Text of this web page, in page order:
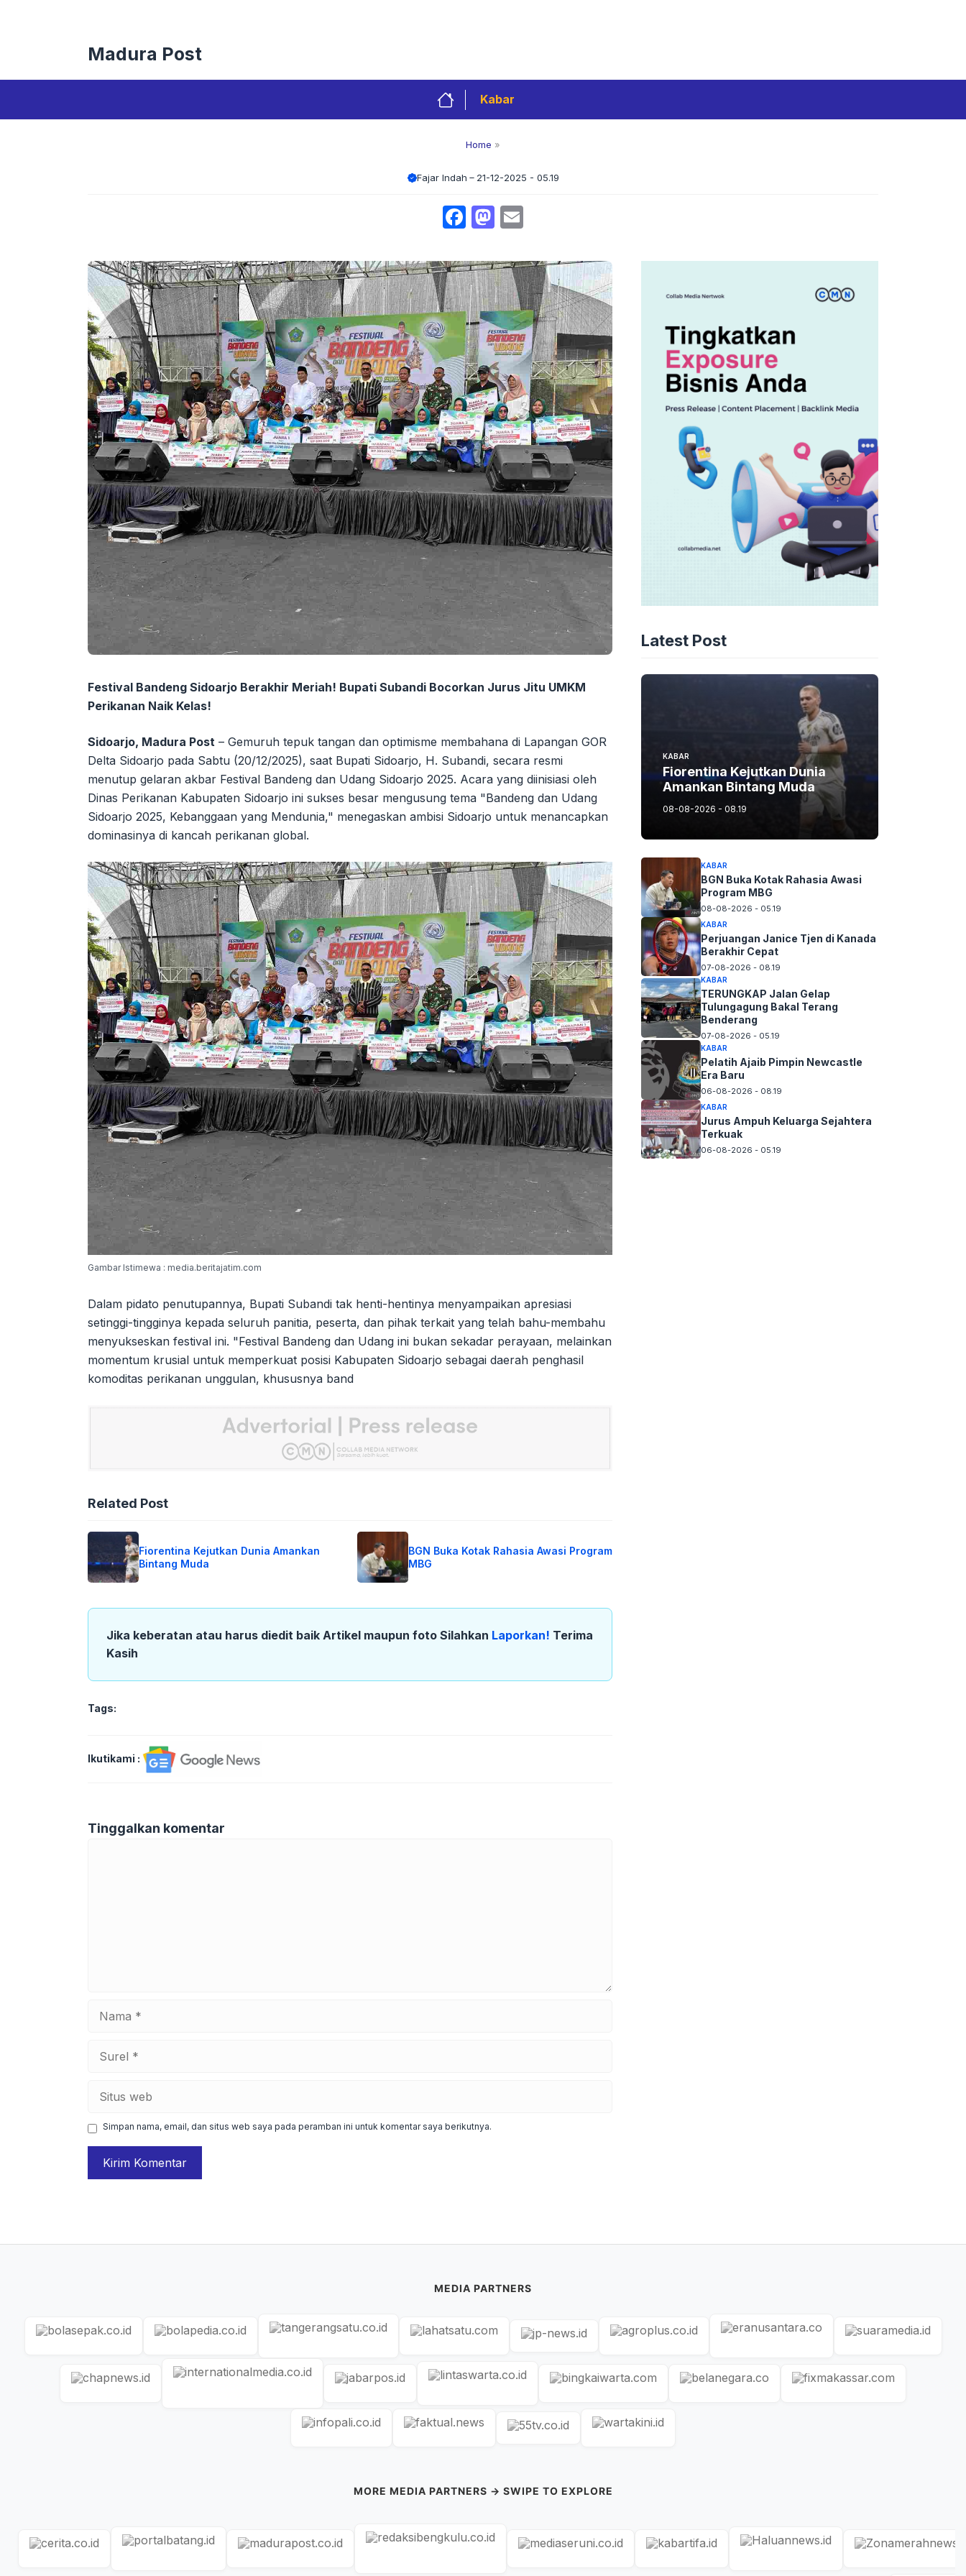
Madura Post
Kabar
Home »
Fajar Indah 21-12-2025 - 05.19
Facebook
Mastodon
Festival Bandeng Sidoarjo Berakhir Meriah! Bupati Subandi Bocorkan Jurus Jitu UMKM
Perikanan Naik Kelas!
Sidoarjo, Madura Post – Gemuruh tepuk tangan dan optimisme membahana di Lapangan GOR
Delta Sidoarjo pada Sabtu (20/12/2025), saat Bupati Sidoarjo, H. Subandi, secara resmi
menutup gelaran akbar Festival Bandeng dan Udang Sidoarjo 2025. Acara yang diinisiasi oleh
Dinas Perikanan Kabupaten Sidoarjo ini sukses besar mengusung tema "Bandeng dan Udang
Sidoarjo 2025, Kebanggaan yang Mendunia," menegaskan ambisi Sidoarjo untuk menancapkan
dominasinya di kancah perikanan global.
Gambar Istimewa : media.beritajatim.com
Dalam pidato penutupannya, Bupati Subandi tak henti-hentinya menyampaikan apresiasi
setinggi-tingginya kepada seluruh panitia, peserta, dan pihak terkait yang telah bahu-membahu
menyukseskan festival ini. "Festival Bandeng dan Udang ini bukan sekadar perayaan, melainkan
momentum krusial untuk memperkuat posisi Kabupaten Sidoarjo sebagai daerah penghasil
komoditas perikanan unggulan, khususnya band
Related Post
Fiorentina Kejutkan Dunia Amankan
Bintang Muda
BGN Buka Kotak Rahasia Awasi Program
MBG
Jika keberatan atau harus diedit baik Artikel maupun foto Silahkan Laporkan! Terima
Kasih
Tags:
Ikutikami :
Tinggalkan komentar
web
Simpan nama, email, dan situs web saya pada peramban ini untuk komentar saya berikutnya.
Latest Post
KABAR
Fiorentina Kejutkan Dunia
Amankan Bintang Muda
08-08-2026 - 08.19
KABAR
BGN Buka Kotak Rahasia Awasi
Program MBG
08-08-2026 - 05.19
KABAR
Perjuangan Janice Tjen di Kanada
Berakhir Cepat
07-08-2026 - 08.19
KABAR
TERUNGKAP Jalan Gelap
Tulungagung Bakal Terang
Benderang
07-08-2026 - 05.19
KABAR
Pelatih Ajaib Pimpin Newcastle
Era Baru
06-08-2026 - 08.19
KABAR
Jurus Ampuh Keluarga Sejahtera
Terkuak
06-08-2026 - 05.19
MEDIA PARTNERS
MORE MEDIA PARTNERS → SWIPE TO EXPLORE